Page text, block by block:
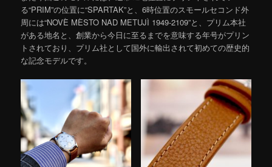
る“PRIM”の位置に“SPARTAK”と、6時位置のスモールセコンド外
周には“NOVÈ MÈSTO NAD METUJÌ 1949-2109”と、プリム本社
がある地名と、創業から今日に至るまでを意味する年号がプリン
トされており、プリム社として国外に輸出されて初めての歴史的
な記念モデルです。